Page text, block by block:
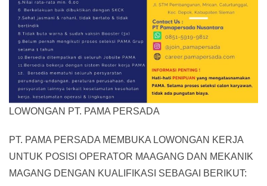
LOWONGAN PT. PAMA PERSADA
PT. PAMA PERSADA MEMBUKA LOWONGAN KERJA
UNTUK POSISI OPERATOR MAAGANG DAN MEKANIK
MAGANG DENGAN KUALIFIKASI SEBAGAI BERIKUT: